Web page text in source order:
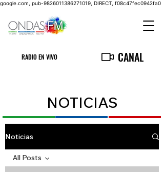
google.com, pub-9826011386271019, DIRECT, f08c47fec0942fa0
RADIO EN VIVO CANAL
NOTICIAS
Noticias
All Posts